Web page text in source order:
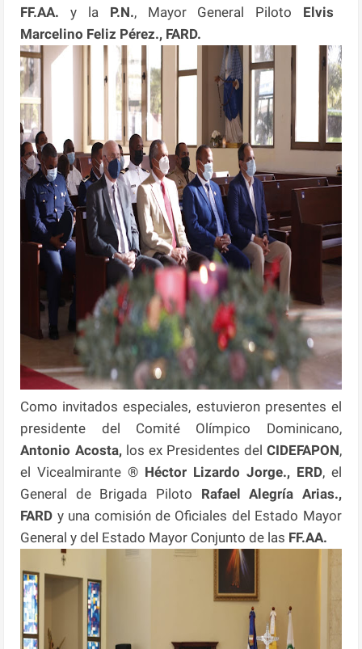
FF.AA. y la P.N., Mayor General Piloto Elvis
Marcelino Feliz Pérez., FARD.
Como invitados especiales, estuvieron presentes el
presidente del Comité Olímpico Dominicano,
Antonio Acosta,los ex Presidentes del CIDEFAPON,
el Vicealmirante ® Héctor Lizardo Jorge., ERD, el
General de Brigada Piloto Rafael Alegría Arias.,
FARD y una comisión de Oficiales del Estado Mayor
General y del Estado Mayor Conjunto de las FF.AA.